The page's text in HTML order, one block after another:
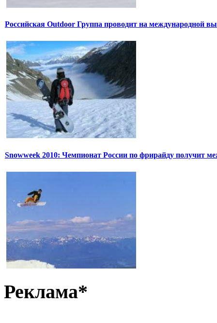
Российская Outdoor Группа проводит на международной
Snowweek 2010: Чемпионат России по фрирайду получит
Реклама*